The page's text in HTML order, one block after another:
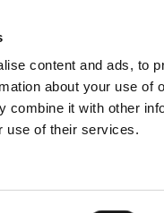
content and ads, to
about your use of
combine it with other
use of their services.
Za profesionalce